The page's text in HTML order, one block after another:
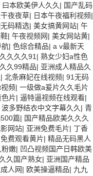
曰本欧美伊人久久 | 国产乱码
夜夜草| 日本午夜福利视频|
码精选| 美女搞黄网站| 午
| 午夜视频网| 美女网站黄|
航| 色综合精品| a v最新天
久久久久91 | 熟女少妇a性色
久99精品| 亚洲成人精品久
| 北条麻妃在线视频| 91无码
频| 一级做a爰片久久毛片
片| 逼特逼视频在线观看|
波多野结衣中文字幕久久 | 青
篇| 国产精品欧美久久久
网站| 亚洲免费毛片| 丁香
免费观看黄片| 精品无码黑人
粉嫩| 凹凸视频国产日韩欧美
久国产熟女| 亚洲国产精品
人网| 欧美操逼精品| 九九